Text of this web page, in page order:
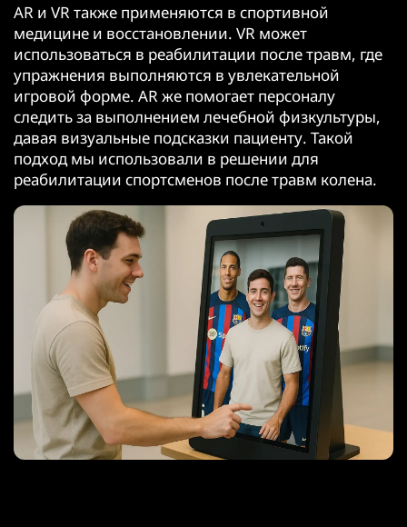
AR и VR также применяются в спортивной
медицине и восстановлении. VR может
использоваться в реабилитации после травм, где
упражнения выполняются в увлекательной
игровой форме. AR же помогает персоналу
следить за выполнением лечебной физкультуры,
давая визуальные подсказки пациенту. Такой
подход мы использовали в решении для
реабилитации спортсменов после травм колена.